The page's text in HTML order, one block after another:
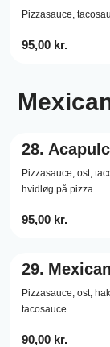
Pizzasauce,
95,00 kr.
28.
Pizzasauce, ost,
hvidløg på pizza.
95,00 kr.
29.
Pizzasauce, ost,
tacosauce.
90,00 kr.